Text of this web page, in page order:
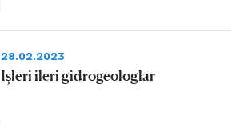
28.02.2023
Işleri ileri gidrogeologlar